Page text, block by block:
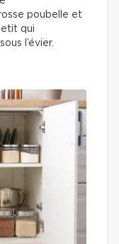
poubelle et
qui
l’évier.